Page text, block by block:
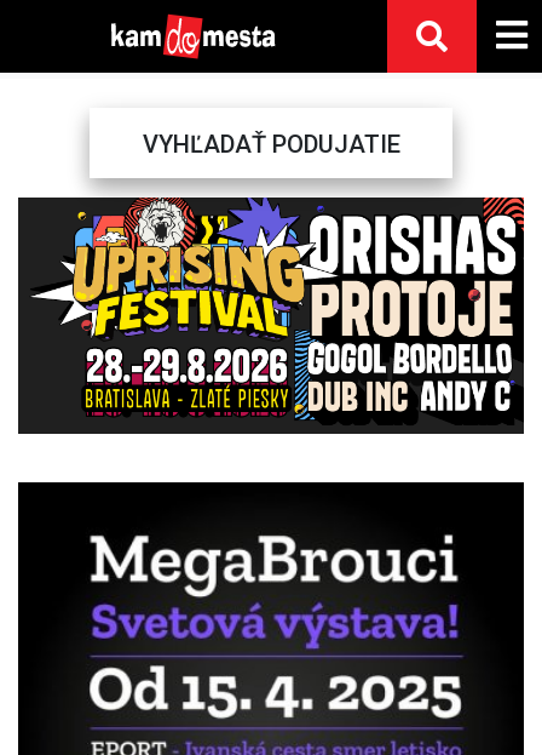
VYHĽADAŤ PODUJATIE
Previous Next